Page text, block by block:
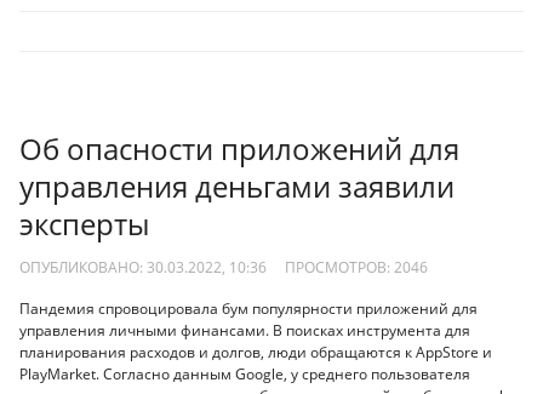
Об опасности приложений для
управления деньгами заявили
эксперты
ОПУБЛИКОВАНО: 30.03.2022, 10:36 ПРОСМОТРОВ: 2046
Пандемия спровоцировала бум популярности приложений для
управления личными финансами. В поисках инструмента для
планирования расходов и долгов, люди обращаются к AppStore и
PlayMarket. Согласно данным Google, у среднего пользователя